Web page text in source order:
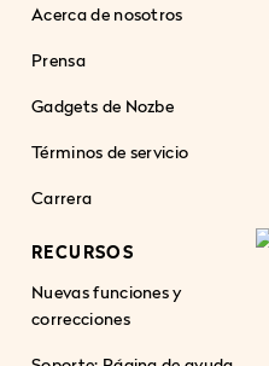
Acerca de nosotros
Prensa
Gadgets de Nozbe
Términos de servicio
Carrera
RECURSOS
Nuevas funciones y
correcciones